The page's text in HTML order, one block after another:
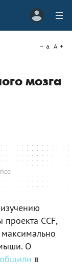
a A
мозга
проекта CCF,
максимально
О
в